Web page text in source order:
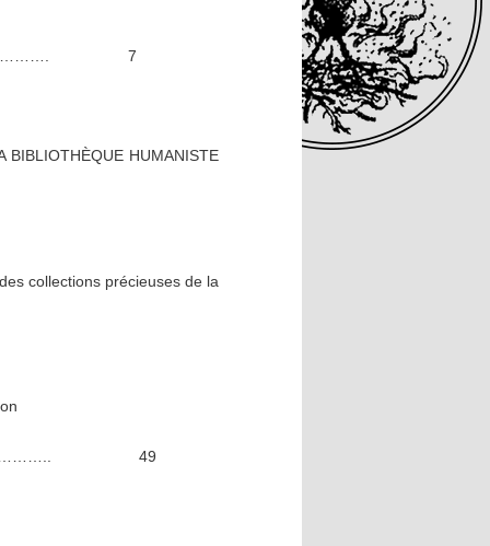
7
BIBLIOTHÈQUE HUMANISTE
collections précieuses de la
49